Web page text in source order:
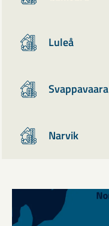
Luleå
Svappavaara
Narvik